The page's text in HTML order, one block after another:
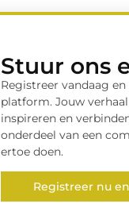
Stuur ons
Registreer vandaag
platform. Jouw
inspireren en
onderdeel van een
ertoe doen.
Registreer nu